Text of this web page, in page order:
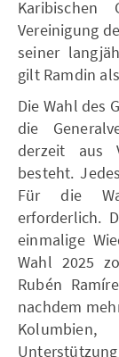
Karibischen
Vereinigung
seiner
gilt Ramdin
Die Wahl des
die
derzeit aus
besteht.
Für die
erforderlich.
einmalige
Wahl 2025
Rubén
nachdem